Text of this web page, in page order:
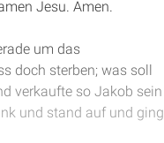
Jesu. Amen.
um das
doch sterben; was soll
verkaufte so Jakob sein
und stand auf und ging